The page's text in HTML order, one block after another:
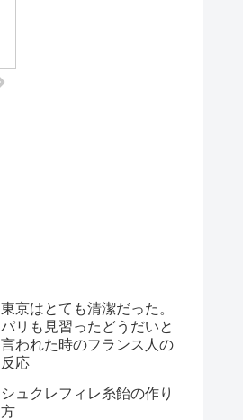
東京はとても清潔だった。
パリも見習ったどうだいと
言われた時のフランス人の
反応
シュクレフィレ糸飴の作り
方